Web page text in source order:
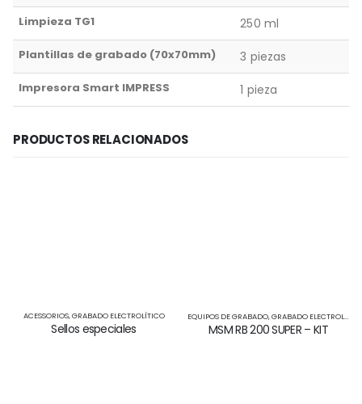
Limpieza TG1 250 ml
Plantillas de grabado (70x70mm) 3 piezas
Impresora Smart IMPRESS 1 pieza
PRODUCTOS RELACIONADOS
ACESSORIOS,GRABADO ELECTROLÍTICO
Sellos especiales
EQUIPOS DE GRABADO,GRABADO ELECTROLÍTICO
MSM RB 200 SUPER – KIT